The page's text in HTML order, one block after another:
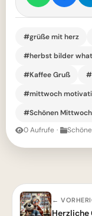
#grüße mit herz
#herbst bilder
#Kaffee Gruß
#mittwoch
#Schönen Mittwoch
0 Aufrufe ·
←
Herzliche